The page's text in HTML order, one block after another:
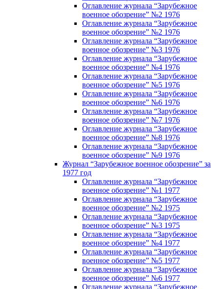
Оглавление журнала “Зарубежное
военное обозрение” №2 1976
Оглавление журнала “Зарубежное
военное обозрение” №2 1976
Оглавление журнала “Зарубежное
военное обозрение” №3 1976
Оглавление журнала “Зарубежное
военное обозрение” №4 1976
Оглавление журнала “Зарубежное
военное обозрение” №5 1976
Оглавление журнала “Зарубежное
военное обозрение” №6 1976
Оглавление журнала “Зарубежное
военное обозрение” №7 1976
Оглавление журнала “Зарубежное
военное обозрение” №8 1976
Оглавление журнала “Зарубежное
военное обозрение” №9 1976
Журнал “Зарубежное военное обозрение” за
1977 год
Оглавление журнала “Зарубежное
военное обозрение” №1 1977
Оглавление журнала “Зарубежное
военное обозрение” №2 1975
Оглавление журнала “Зарубежное
военное обозрение” №3 1975
Оглавление журнала “Зарубежное
военное обозрение” №4 1977
Оглавление журнала “Зарубежное
военное обозрение” №5 1977
Оглавление журнала “Зарубежное
военное обозрение” №6 1977
Оглавление журнала “Зарубежное